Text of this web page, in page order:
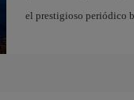
el prestigioso periódico